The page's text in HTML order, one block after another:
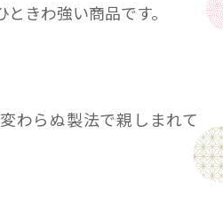
きわ強い商品です。
らぬ製法で親しまれて
！山椒のシビレがくせ